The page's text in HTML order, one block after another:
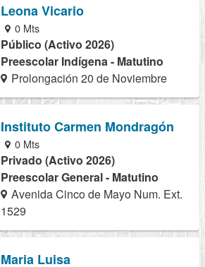
Leona Vicario
0 Mts
Público (Activo 2026)
Preescolar Indígena - Matutino
Prolongación 20 de Noviembre
Instituto Carmen Mondragón
0 Mts
Privado (Activo 2026)
Preescolar General - Matutino
Avenida Cinco de Mayo Num. Ext.
1529
Maria Luisa